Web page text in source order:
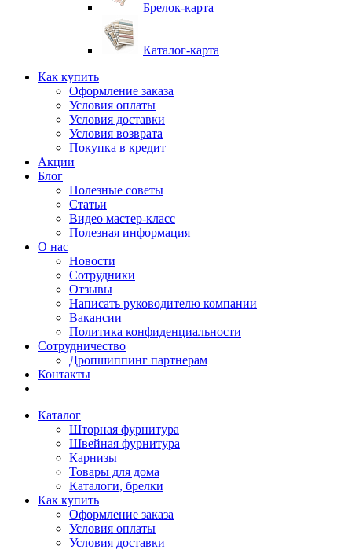
Брелок-карта
Каталог-карта
Как купить
Оформление заказа
Условия оплаты
Условия доставки
Условия возврата
Покупка в кредит
Акции
Блог
Полезные советы
Статьи
Видео мастер-класс
Полезная информация
О нас
Новости
Сотрудники
Отзывы
Написать руководителю компании
Вакансии
Политика конфиденциальности
Сотрудничество
Дропшиппинг партнерам
Контакты
Каталог
Шторная фурнитура
Швейная фурнитура
Карнизы
Товары для дома
Каталоги, брелки
Как купить
Оформление заказа
Условия оплаты
Условия доставки